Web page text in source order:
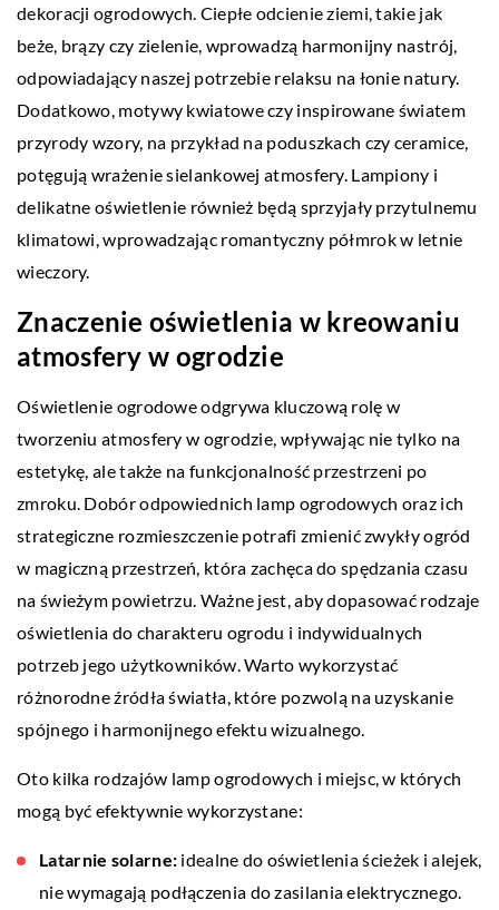
dekoracji ogrodowych. Ciepłe odcienie ziemi, takie jak
beże, brązy czy zielenie, wprowadzą harmonijny nastrój,
odpowiadający naszej potrzebie relaksu na łonie natury.
Dodatkowo, motywy kwiatowe czy inspirowane światem
przyrody wzory, na przykład na poduszkach czy ceramice,
potęgują wrażenie sielankowej atmosfery. Lampiony i
delikatne oświetlenie również będą sprzyjały przytulnemu
klimatowi, wprowadzając romantyczny półmrok w letnie
wieczory.
Znaczenie oświetlenia w kreowaniu
atmosfery w ogrodzie
Oświetlenie ogrodowe odgrywa kluczową rolę w
tworzeniu atmosfery w ogrodzie, wpływając nie tylko na
estetykę, ale także na funkcjonalność przestrzeni po
zmroku. Dobór odpowiednich lamp ogrodowych oraz ich
strategiczne rozmieszczenie potrafi zmienić zwykły ogród
w magiczną przestrzeń, która zachęca do spędzania czasu
na świeżym powietrzu. Ważne jest, aby dopasować rodzaje
oświetlenia do charakteru ogrodu i indywidualnych
potrzeb jego użytkowników. Warto wykorzystać
różnorodne źródła światła, które pozwolą na uzyskanie
spójnego i harmonijnego efektu wizualnego.
Oto kilka rodzajów lamp ogrodowych i miejsc, w których
mogą być efektywnie wykorzystane:
Latarnie solarne: idealne do oświetlenia ścieżek i alejek,
nie wymagają podłączenia do zasilania elektrycznego.